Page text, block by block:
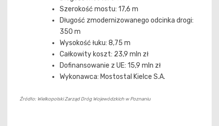
Szerokość mostu: 17,6 m
Długość zmodernizowanego odcinka drogi:
350 m
Wysokość łuku: 8,75 m
Całkowity koszt: 23,9 mln zł
Dofinansowanie z UE: 15,9 mln zł
Wykonawca: Mostostal Kielce S.A.
Źródło: Wielkopolski Zarząd Dróg Wojewódzkich w Poznaniu